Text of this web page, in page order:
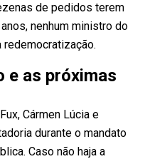
de pedidos terem
nenhum ministro do
e as próximas
Cármen Lúcia e
durante o mandato
Caso não haja a